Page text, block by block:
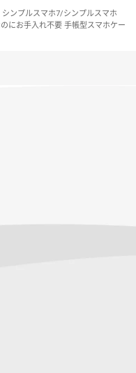
シンプルスマホ7/シンプルスマホ
にお手入れ不要 手帳型スマホケー